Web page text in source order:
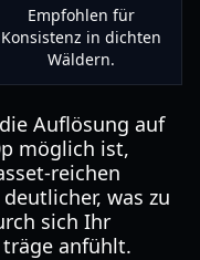
Empfohlen für
Konsistenz in dichten
Wäldern.
Auflösung auf
möglich ist,
reichen
was zu
sich Ihr
anfühlt.